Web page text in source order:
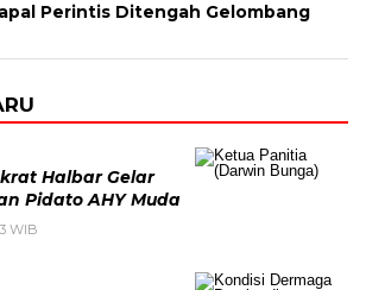
Perintis Ditengah Gelombang
Halbar Gelar
Pidato AHY Muda
WIB